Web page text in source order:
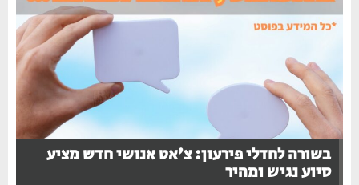
בשורה לחדלי פירעון: צ'אט אנושי חדש מציע
סיוע נגיש ומהיר